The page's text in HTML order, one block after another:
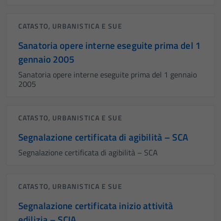
CATASTO, URBANISTICA E SUE
Sanatoria opere interne eseguite prima del 1
gennaio 2005
Sanatoria opere interne eseguite prima del 1 gennaio
2005
CATASTO, URBANISTICA E SUE
Segnalazione certificata di agibilità – SCA
Segnalazione certificata di agibilità – SCA
CATASTO, URBANISTICA E SUE
Segnalazione certificata inizio attività
sono necessari